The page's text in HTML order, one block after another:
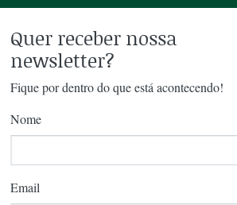
Quer receber nossa
newsletter?
Fique por dentro do que está acontecendo!
Nome
Email